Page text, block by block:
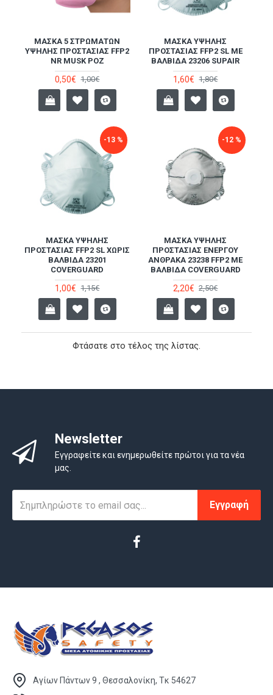
ΜΆΣΚΑ 5 ΣΤΡΩΜΆΤΩΝ
ΥΨΗΛΉΣ ΠΡΟΣΤΑΣΊΑΣ FFP2
NR MUSK ΡΟΖ
0,50€ 1,00€
ΜΆΣΚΑ ΥΨΗΛΉΣ
ΠΡΟΣΤΑΣΊΑΣ FFP2 SL ΜΕ
ΒΑΛΒΊΔΑ 23206 SUPAIR
1,60€ 1,80€
-13 %
ΜΆΣΚΑ ΥΨΗΛΉΣ
ΠΡΟΣΤΑΣΊΑΣ FFP2 SL ΧΩΡΊΣ
ΒΑΛΒΊΔΑ 23201
COVERGUARD
1,00€ 1,15€
-12 %
ΜΆΣΚΑ ΥΨΗΛΉΣ
ΠΡΟΣΤΑΣΊΑΣ ΕΝΕΡΓΟΎ
ΆΝΘΡΑΚΑ 23238 FFP2 ΜΕ
ΒΑΛΒΊΔΑ COVERGUARD
2,20€ 2,50€
Φτάσατε στο τέλος της λίστας.
Newsletter
Εγγραφείτε και ενημερωθείτε πρώτοι για τα νέα
μας.
Εγγραφή
Αγίων Πάντων 9 , Θεσσαλονίκη, Τκ 54627